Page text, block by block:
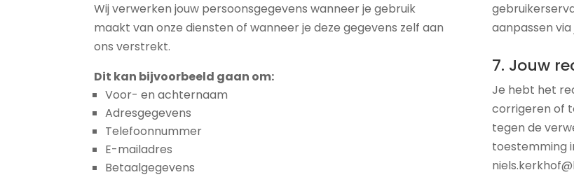
Wij verwerken jouw persoonsgegevens wanneer je gebruik
maakt van onze diensten of wanneer je deze gegevens zelf aan
ons verstrekt.
Dit kan bijvoorbeeld gaan om:
Voor- en achternaam
Adresgegevens
Telefoonnummer
E-mailadres
Betaalgegevens
aanpassen
7. Jouw
Je hebt het
corrigeren of
tegen de
toestemming